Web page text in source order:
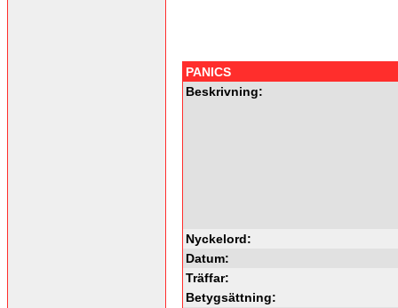
PANICS
Beskrivning:
Nyckelord:
Datum:
Träffar:
Betygsättning: